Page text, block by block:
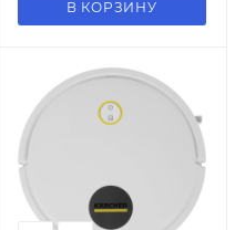
В КОРЗИНУ